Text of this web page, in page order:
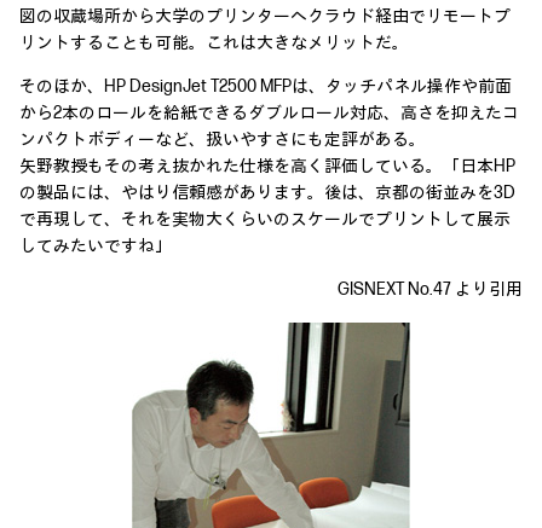
図の収蔵場所から大学のプリンターへクラウド経由でリモートプ
リントすることも可能。これは大きなメリットだ。
そのほか、HP DesignJet T2500 MFPは、タッチパネル操作や前面
から2本のロールを給紙できるダブルロール対応、高さを抑えたコ
ンパクトボディーなど、扱いやすさにも定評がある。
矢野教授もその考え抜かれた仕様を高く評価している。「日本HP
の製品には、やはり信頼感があります。後は、京都の街並みを3D
で再現して、それを実物大くらいのスケールでプリントして展示
してみたいですね」
GISNEXT No.47 より引用